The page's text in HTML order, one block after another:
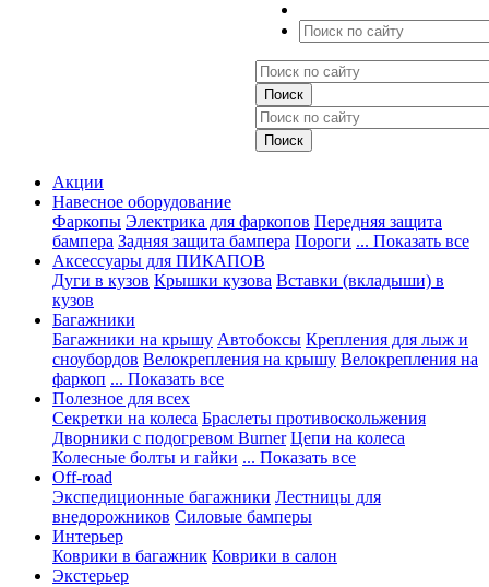
Акции
Навесное оборудование
Фаркопы Электрика для фаркопов Передняя защита
бампера Задняя защита бампера Пороги ... Показать все
Аксессуары для ПИКАПОВ
Дуги в кузов Крышки кузова Вставки (вкладыши) в
кузов
Багажники
Багажники на крышу Автобоксы Крепления для лыж и
сноубордов Велокрепления на крышу Велокрепления на
фаркоп ... Показать все
Полезное для всех
Секретки на колеса Браслеты противоскольжения
Дворники с подогревом Burner Цепи на колеса
Колесные болты и гайки ... Показать все
Off-road
Экспедиционные багажники Лестницы для
внедорожников Силовые бамперы
Интерьер
Коврики в багажник Коврики в салон
Экстерьер